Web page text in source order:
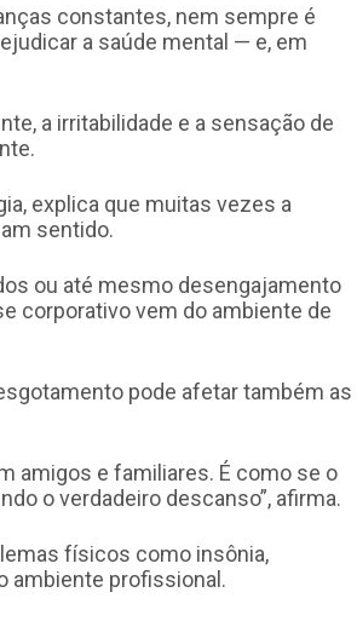
constantes, nem sempre é
a saúde mental — e, em
a irritabilidade e a sensação de
explica que muitas vezes a
sentido.
ou até mesmo desengajamento
corporativo vem do ambiente de
pode afetar também as
amigos e familiares. É como se o
o verdadeiro descanso”, afirma.
físicos como insônia,
ambiente profissional.